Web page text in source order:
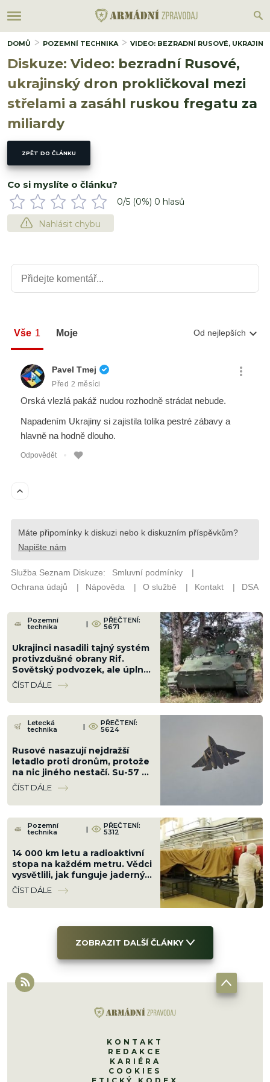
DOMŮ POZEMNÍ TECHNIKA VIDEO: BEZRADNÍ RUSOVÉ,
Diskuze: Video: bezradní Rusové,
ukrajinský dron prokličkoval mezi
střelami a zasáhl ruskou fregatu za
miliardy
ZPĚT DO ČLÁNKU
Co si myslíte o článku?
0/5 (0%) 0 hlasů
Nahlásit chybu
Pozemní
technika | PŘEČTENÍ:
5671
Ukrajinci nasadili tajný systém
protivzdušné obrany Rif.
Sovětský podvozek, ale úplně
jiná hra proti letounům
ČÍST DÁLE
Letecká
technika | PŘEČTENÍ:
5624
Rusové nasazují nejdražší
letadlo proti dronům, protože
na nic jiného nestačí. Su-57 v
nové konfiguraci stačí radar
„Bělka“
ČÍST DÁLE
Pozemní
technika | PŘEČTENÍ:
5312
14 000 km letu a radioaktivní
stopa na každém metru. Vědci
vysvětlili, jak funguje jaderný
motor ruské střely
Burevestnik
ČÍST DÁLE
ZOBRAZIT DALŠÍ ČLÁNKY
KONTAKT
REDAKCE
KARIÉRA
COOKIES